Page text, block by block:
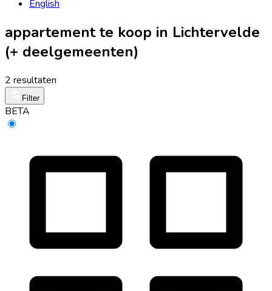
English
appartement te koop in Lichtervelde
(+ deelgemeenten)
2 resultaten
Filter
BETA